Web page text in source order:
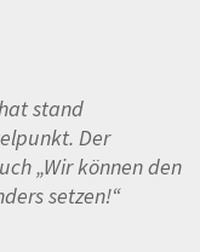
stand
Der
„Wir können den
setzen!“